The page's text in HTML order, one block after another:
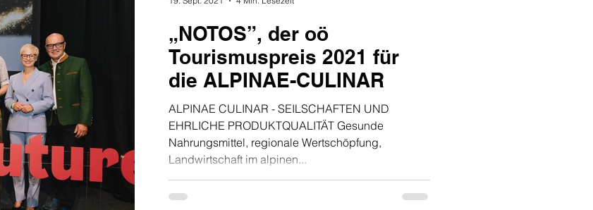
„NOTOS”, der oö
Tourismuspreis 2021 für
die ALPINAE-CULINAR
ALPINAE CULINAR - SEILSCHAFTEN UND
EHRLICHE PRODUKTQUALITÄT Gesunde
Nahrungsmittel, regionale Wertschöpfung,
Landwirtschaft im alpinen...